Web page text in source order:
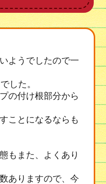
ようでしたので一
した。
の付け根部分から
ことになるならも
もまた、よくあり
ありますので、今